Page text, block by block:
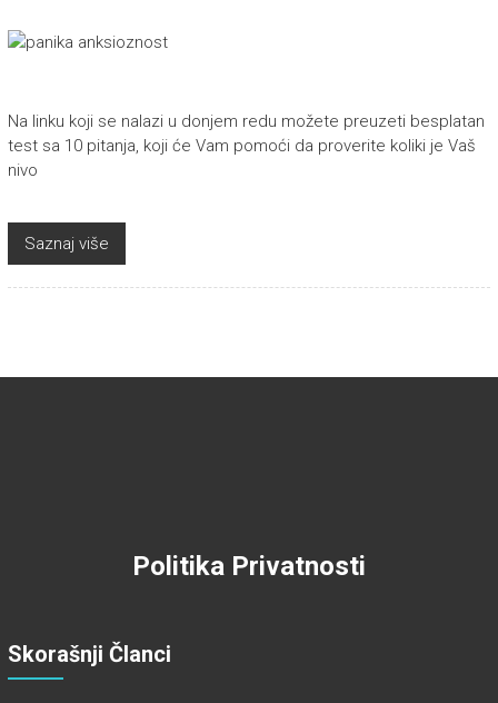
Na linku koji se nalazi u donjem redu možete preuzeti besplatan
test sa 10 pitanja, koji će Vam pomoći da proverite koliki je Vaš
nivo
Saznaj više
Politika Privatnosti
Skorašnji Članci